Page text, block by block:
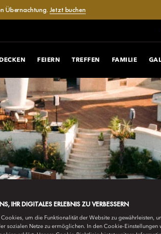
Übernachtung. Jetzt buchen
FEIERN TREFFEN FAMILIE
IHR DIGITALES ERLEBNIS ZU VERBESSERN
um die Funktionalität der Website zu gewährleisten,
sozialen Netze zu ermöglichen. In den Cookie-Einstellungen